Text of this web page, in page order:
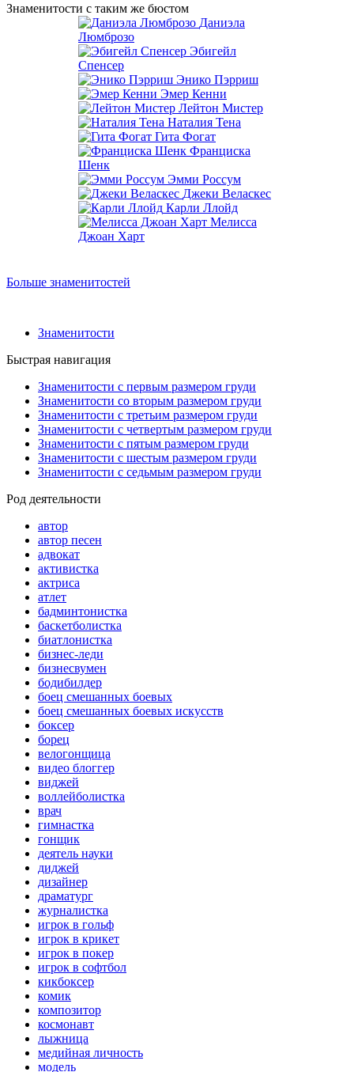
Знаменитости с таким же бюстом
Даниэла
Люмброзо
Эбигейл
Спенсер
Энико Пэрриш
Эмер Кенни
Лейтон Мистер
Наталия Тена
Гита Фогат
Франциска
Шенк
Эмми Россум
Джеки Веласкес
Карли Ллойд
Мелисса
Джоан Харт
Больше знаменитостей
Знаменитости
Быстрая навигация
Знаменитости с первым размером груди
Знаменитости со вторым размером груди
Знаменитости с третьим размером груди
Знаменитости с четвертым размером груди
Знаменитости с пятым размером груди
Знаменитости с шестым размером груди
Знаменитости с седьмым размером груди
Род деятельности
автор
автор песен
адвокат
активистка
актриса
атлет
бадминтонистка
баскетболистка
биатлонистка
бизнес-леди
бизнесвумен
бодибилдер
боец смешанных боевых
боец смешанных боевых искусств
боксер
борец
велогонщица
видео блоггер
виджей
воллейболистка
врач
гимнастка
гонщик
деятель науки
диджей
дизайнер
драматург
журналистка
игрок в гольф
игрок в крикет
игрок в покер
игрок в софтбол
кикбоксер
комик
композитор
космонавт
лыжница
медийная личность
модель